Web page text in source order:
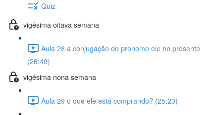
Quiz
vigésima oitava semana
Aula 28 a conjugação do pronome ele no presente
(26:49)
vigésima nona semana
Aula 29 o que ele está comprando? (25:23)